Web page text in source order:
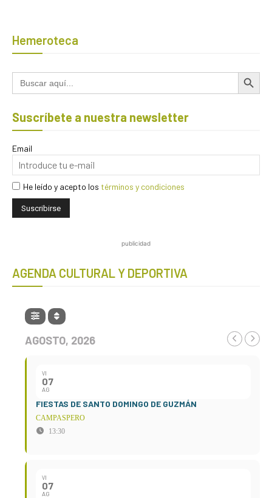
Hemeroteca
Buscar: Botón de
Suscríbete a nuestra newsletter
Email
He leído y acepto los términos y condiciones
publicidad
AGENDA CULTURAL Y DEPORTIVA
AGOSTO, 2026
VI
07
AG
FIESTAS DE SANTO DOMINGO DE GUZMÁN
CAMPASPERO
13:30
VI
07
AG